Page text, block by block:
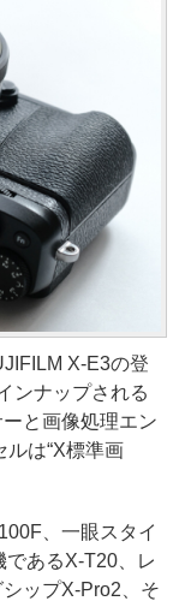
X-E3の登
ンナップされる
と画像処理エン
は“X標準画
、一眼スタイ
あるX-T20、レ
ップX-Pro2、そ